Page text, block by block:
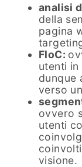
analisi
della
pagina
FloC:
utenti
dunque
verso
ovvero
utenti
visione.